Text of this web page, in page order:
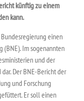
künftig zu einem
kann.
einen
Im sogenannten
und der
Der BNE-Bericht der
und Forschung
Er soll einen